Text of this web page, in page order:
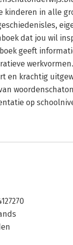
kinderen in alle
dat jou wil
geeft
en krachtig
op